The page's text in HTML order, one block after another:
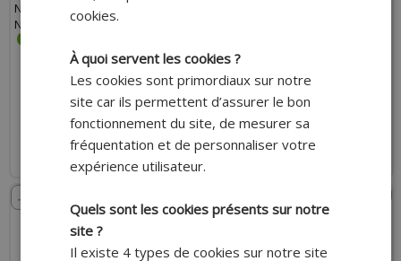
NITRO, OVETTO, YAMAHA AEROX,
NEOS
18.90 €
25.50 €
AJOUTER AU PANIER
Expédition Rapide
23.80 €
AJOUTER AU PANIER
- 26% - 11%
cookies.
À quoi servent les cookies ?
Les cookies sont primordiaux sur notre
site car ils permettent d’assurer le bon
fonctionnement du site, de mesurer sa
fréquentation et de personnaliser votre
expérience utilisateur.
Quels sont les cookies présents sur notre
site ?
Il existe 4 types de cookies sur notre site